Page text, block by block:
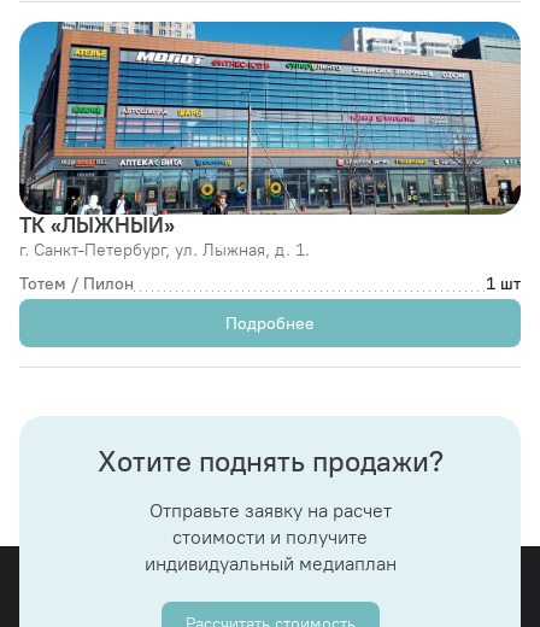
ТК «ЛЫЖНЫЙ»
г. Санкт-Петербург, ул. Лыжная, д. 1.
Тотем / Пилон
1 шт
Подробнее
Хотите поднять продажи?
Отправьте заявку на расчет
стоимости и получите
индивидуальный медиаплан